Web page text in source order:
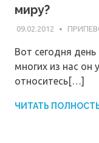
миру?
09.02.2012
Вот сегодня день
многих из нас он
относитесь[…]
ЧИТАТЬ